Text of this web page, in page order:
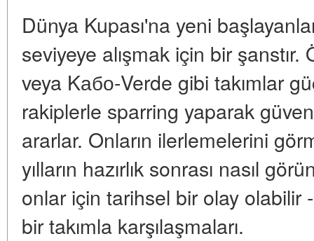
Dünya Kupası'na yeni
seviyeye alışmak için bir
veya Kабо-Verde gibi takımlar
rakiplerle sparring yaparak
ararlar. Onların ilerlemelerini
yılların hazırlık sonrası nasıl
onlar için tarihsel bir olay olabilir
bir takımla karşılaşmaları.